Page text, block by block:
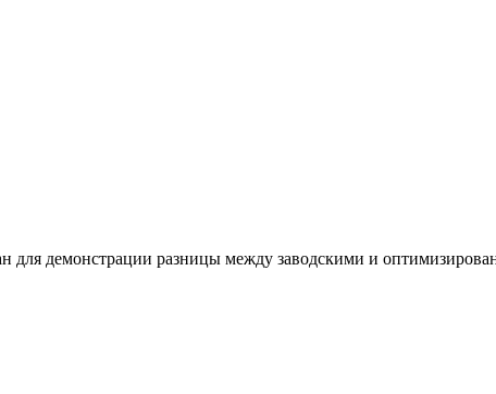
для демонстрации разницы между заводскими и